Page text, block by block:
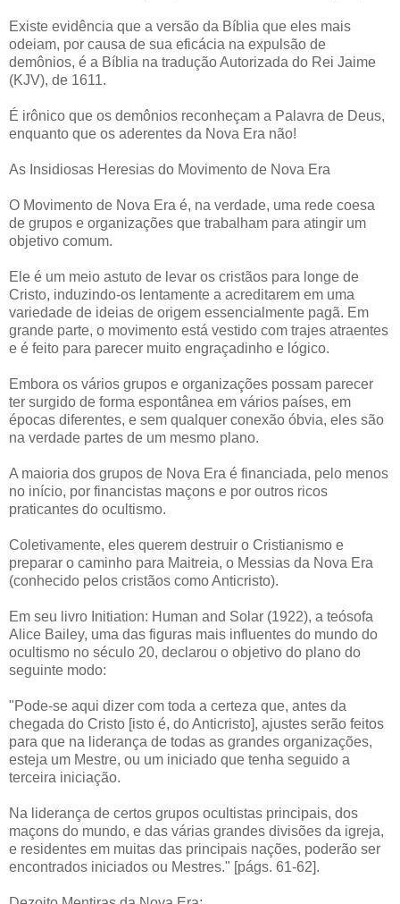
Existe evidência que a versão da Bíblia que eles mais
odeiam, por causa de sua eficácia na expulsão de
demônios, é a Bíblia na tradução Autorizada do Rei Jaime
(KJV), de 1611.
É irônico que os demônios reconheçam a Palavra de Deus,
enquanto que os aderentes da Nova Era não!
As Insidiosas Heresias do Movimento de Nova Era
O Movimento de Nova Era é, na verdade, uma rede coesa
de grupos e organizações que trabalham para atingir um
objetivo comum.
Ele é um meio astuto de levar os cristãos para longe de
Cristo, induzindo-os lentamente a acreditarem em uma
variedade de ideias de origem essencialmente pagã. Em
grande parte, o movimento está vestido com trajes atraentes
e é feito para parecer muito engraçadinho e lógico.
Embora os vários grupos e organizações possam parecer
ter surgido de forma espontânea em vários países, em
épocas diferentes, e sem qualquer conexão óbvia, eles são
na verdade partes de um mesmo plano.
A maioria dos grupos de Nova Era é financiada, pelo menos
no início, por financistas maçons e por outros ricos
praticantes do ocultismo.
Coletivamente, eles querem destruir o Cristianismo e
preparar o caminho para Maitreia, o Messias da Nova Era
(conhecido pelos cristãos como Anticristo).
Em seu livro Initiation: Human and Solar (1922), a teósofa
Alice Bailey, uma das figuras mais influentes do mundo do
ocultismo no século 20, declarou o objetivo do plano do
seguinte modo:
"Pode-se aqui dizer com toda a certeza que, antes da
chegada do Cristo [isto é, do Anticristo], ajustes serão feitos
para que na liderança de todas as grandes organizações,
esteja um Mestre, ou um iniciado que tenha seguido a
terceira iniciação.
Na liderança de certos grupos ocultistas principais, dos
maçons do mundo, e das várias grandes divisões da igreja,
e residentes em muitas das principais nações, poderão ser
encontrados iniciados ou Mestres." [págs. 61-62].